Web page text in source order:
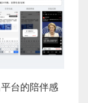
台的陪伴感